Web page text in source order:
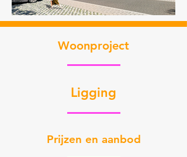
Woonproject
Ligging
Prijzen en aanbod